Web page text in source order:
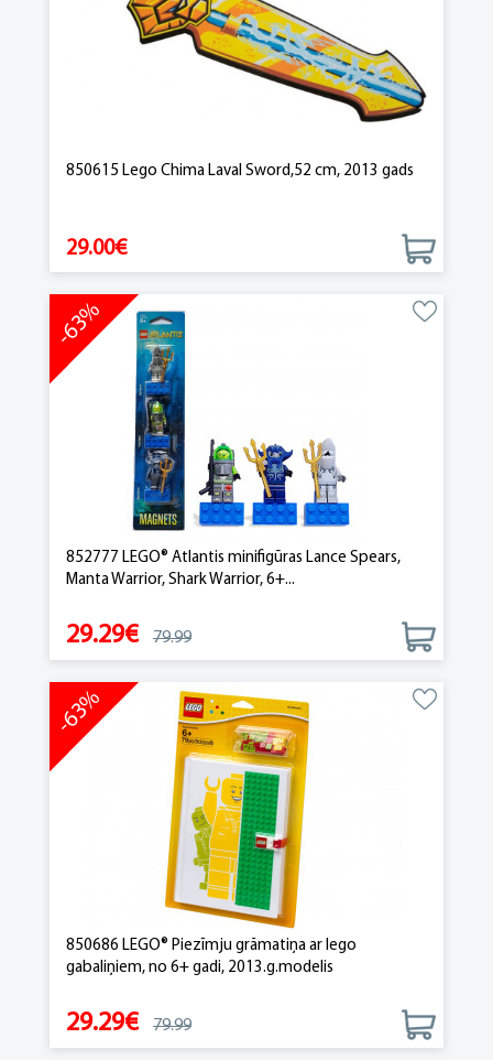
850615 Lego Chima Laval Sword,52 cm, 2013 gads
29.00€
852777 LEGO® Atlantis minifigūras Lance Spears,
Manta Warrior, Shark Warrior, 6+...
-63%
29.29€ 79.99
850686 LEGO® Piezīmju grāmatiņa ar lego
gabaliņiem, no 6+ gadi, 2013.g.modelis
-63%
29.29€ 79.99